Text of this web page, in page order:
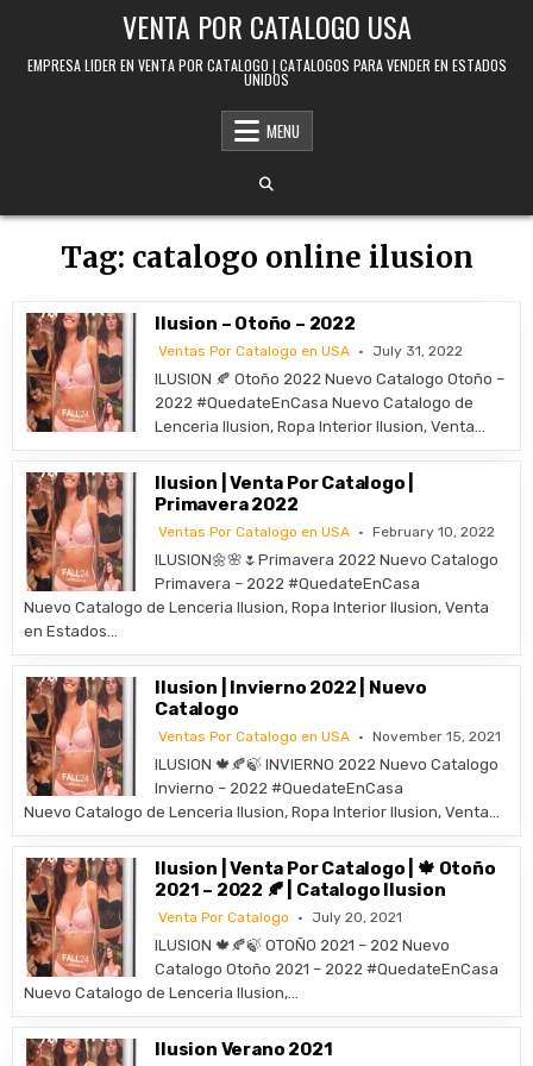
VENTA POR CATALOGO USA
EMPRESA LIDER EN VENTA POR CATALOGO | CATALOGOS PARA VENDER EN ESTADOS
UNIDOS
MENU
Tag: catalogo online ilusion
Ilusion – Otoño – 2022
Ventas Por Catalogo en USA July 31, 2022
ILUSION 🍂 Otoño 2022 Nuevo Catalogo Otoño –
2022 #QuedateEnCasa Nuevo Catalogo de
Lenceria Ilusion, Ropa Interior Ilusion, Venta…
Ilusion | Venta Por Catalogo |
Primavera 2022
Ventas Por Catalogo en USA February 10, 2022
ILUSION🌼🌸🌷Primavera 2022 Nuevo Catalogo
Primavera – 2022 #QuedateEnCasa
Nuevo Catalogo de Lenceria Ilusion, Ropa Interior Ilusion, Venta
en Estados…
Ilusion | Invierno 2022 | Nuevo
Catalogo
Ventas Por Catalogo en USA November 15, 2021
ILUSION 🍁🍂🍃 INVIERNO 2022 Nuevo Catalogo
Invierno – 2022 #QuedateEnCasa
Nuevo Catalogo de Lenceria Ilusion, Ropa Interior Ilusion, Venta…
Ilusion | Venta Por Catalogo | 🍁 Otoño
2021 – 2022 🍂 | Catalogo Ilusion
Venta Por Catalogo July 20, 2021
ILUSION 🍁🍂🍃 OTOÑO 2021 – 202 Nuevo
Catalogo Otoño 2021 – 2022 #QuedateEnCasa
Nuevo Catalogo de Lenceria Ilusion,…
Ilusion Verano 2021